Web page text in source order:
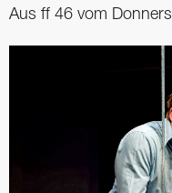
Aus ff 46 vom